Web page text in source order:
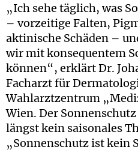
„Ich sehe täglich, was
– vorzeitige Falten,
aktinische Schäden –
wir mit konsequentem
können“, erklärt Dr.
Facharzt für
Wahlarztzentrum
Wien. Der
längst kein saisonales
„Sonnenschutz ist kein